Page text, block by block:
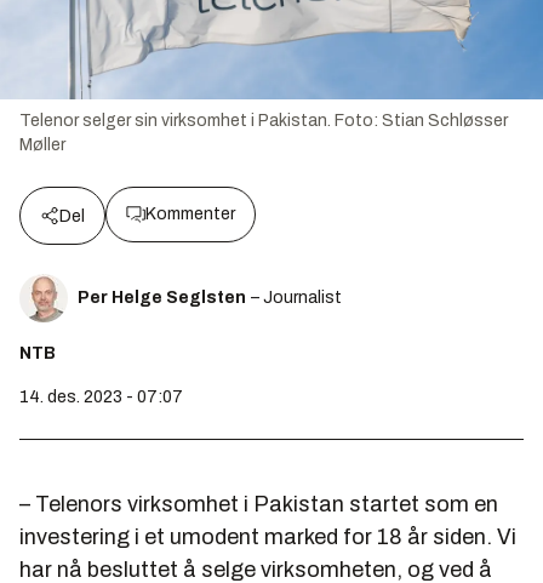
Telenor selger sin virksomhet i Pakistan. Foto: Stian Schløsser
Møller
Del Kommenter
Per Helge Seglsten – Journalist
NTB
14. des. 2023 - 07:07
– Telenors virksomhet i Pakistan startet som en
investering i et umodent marked for 18 år siden. Vi
har nå besluttet å selge virksomheten, og ved å